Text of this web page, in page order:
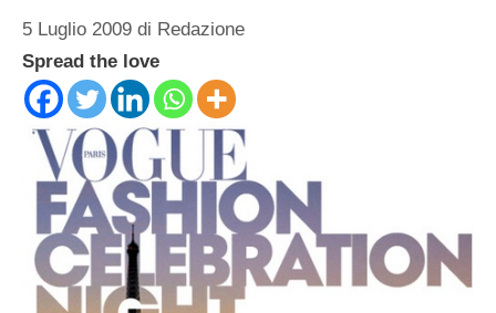
5 Luglio 2009 di Redazione
Spread the love